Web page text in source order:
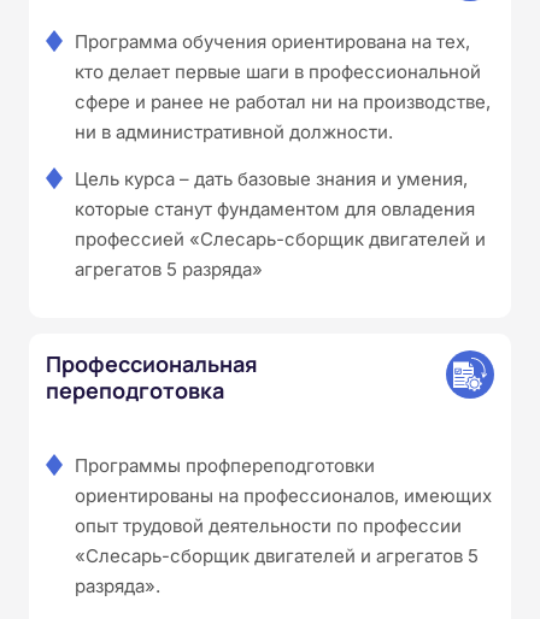
Программа обучения ориентирована на тех,
кто делает первые шаги в профессиональной
сфере и ранее не работал ни на производстве,
ни в административной должности.
Цель курса – дать базовые знания и умения,
которые станут фундаментом для овладения
профессией «Слесарь-сборщик двигателей и
агрегатов 5 разряда»
Профессиональная
переподготовка
Программы профпереподготовки
ориентированы на профессионалов, имеющих
опыт трудовой деятельности по профессии
«Слесарь-сборщик двигателей и агрегатов 5
разряда».